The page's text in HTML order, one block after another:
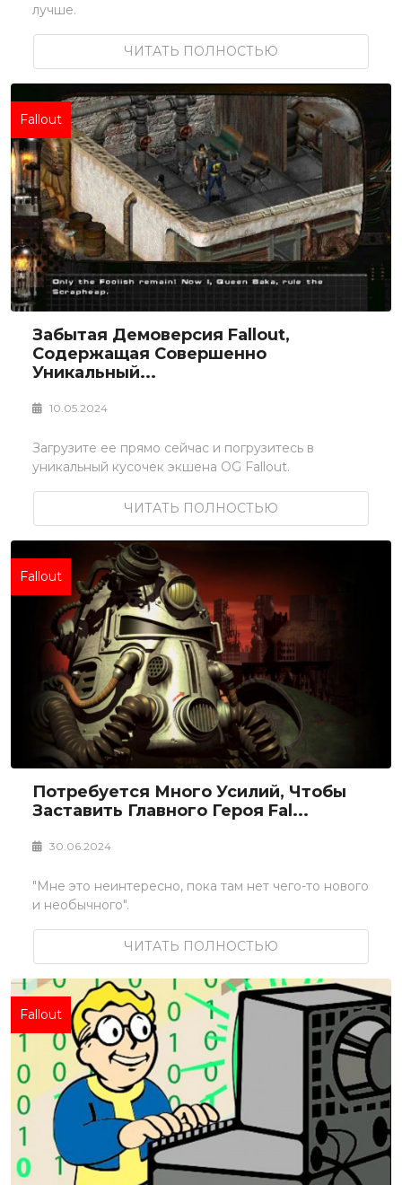
лучше.
ЧИТАТЬ ПОЛНОСТЬЮ
Fallout
Забытая Демоверсия Fallout,
Содержащая Совершенно
Уникальный...
10.05.2024
Загрузите ее прямо сейчас и погрузитесь в
уникальный кусочек экшена OG Fallout.
ЧИТАТЬ ПОЛНОСТЬЮ
Fallout
Потребуется Много Усилий, Чтобы
Заставить Главного Героя Fal...
30.06.2024
"Мне это неинтересно, пока там нет чего-то нового
и необычного".
ЧИТАТЬ ПОЛНОСТЬЮ
Fallout